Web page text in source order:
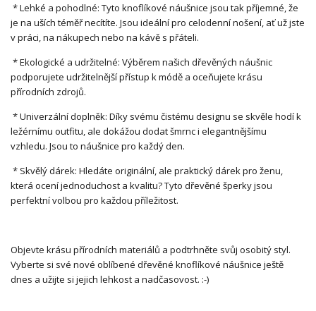
* Lehké a pohodlné: Tyto knoflíkové náušnice jsou tak příjemné, že
je na uších téměř necítíte. Jsou ideální pro celodenní nošení, ať už jste
v práci, na nákupech nebo na kávě s přáteli.
* Ekologické a udržitelné: Výběrem našich dřevěných náušnic
podporujete udržitelnější přístup k módě a oceňujete krásu
přírodních zdrojů.
* Univerzální doplněk: Díky svému čistému designu se skvěle hodí k
ležérnímu outfitu, ale dokážou dodat šmrnc i elegantnějšímu
vzhledu. Jsou to náušnice pro každý den.
* Skvělý dárek: Hledáte originální, ale praktický dárek pro ženu,
která ocení jednoduchost a kvalitu? Tyto dřevěné šperky jsou
perfektní volbou pro každou příležitost.
Objevte krásu přírodních materiálů a podtrhněte svůj osobitý styl.
Vyberte si své nové oblíbené dřevěné knoflíkové náušnice ještě
dnes a užijte si jejich lehkost a nadčasovost. :-)